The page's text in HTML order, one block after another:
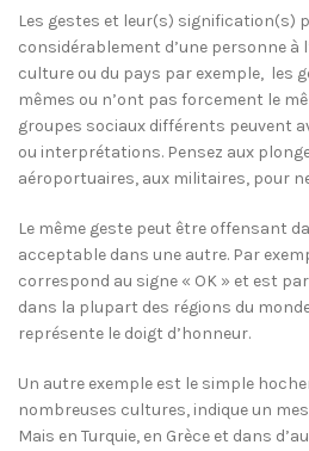
Les gestes et leur(s) signification(s)
considérablement d’une personne à
culture ou du pays par exemple, les
mêmes ou n’ont pas forcement le
groupes sociaux différents peuvent
ou interprétations. Pensez aux
aéroportuaires, aux militaires, pour
Le même geste peut être offensant
acceptable dans une autre. Par
correspond au signe « OK » et est
dans la plupart des régions du
représente le doigt d’honneur.
Un autre exemple est le simple
nombreuses cultures, indique un
Mais en Turquie, en Grèce et dans